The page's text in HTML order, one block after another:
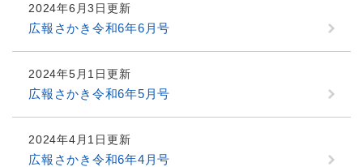
2024年6月3日更新
広報さかき令和6年6月号
2024年5月1日更新
広報さかき令和6年5月号
2024年4月1日更新
広報さかき令和6年4月号